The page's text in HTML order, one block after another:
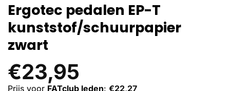
Ergotec pedalen EP-T
kunststof/schuurpapier
zwart
€23,95
Prijs voor FATclub leden: €22,27